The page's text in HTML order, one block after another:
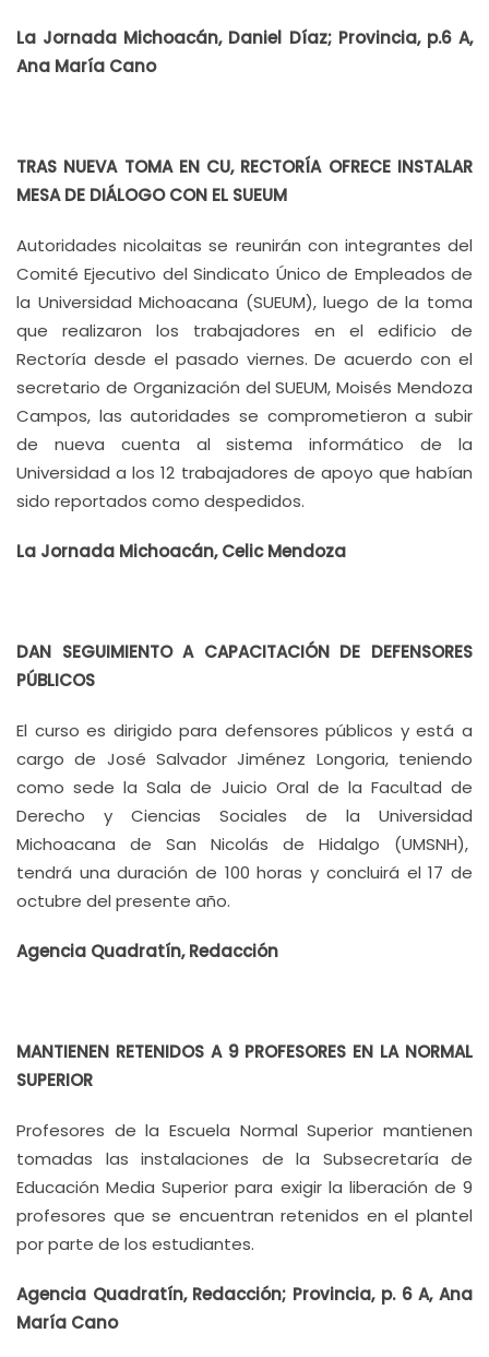
La Jornada Michoacán, Daniel Díaz; Provincia, p.6 A,
Ana María Cano
TRAS NUEVA TOMA EN CU, RECTORÍA OFRECE INSTALAR
MESA DE DIÁLOGO CON EL SUEUM
Autoridades nicolaitas se reunirán con integrantes del
Comité Ejecutivo del Sindicato Único de Empleados de
la Universidad Michoacana (SUEUM), luego de la toma
que realizaron los trabajadores en el edificio de
Rectoría desde el pasado viernes. De acuerdo con el
secretario de Organización del SUEUM, Moisés Mendoza
Campos, las autoridades se comprometieron a subir
de nueva cuenta al sistema informático de la
Universidad a los 12 trabajadores de apoyo que habían
sido reportados como despedidos.
La Jornada Michoacán, Celic Mendoza
DAN SEGUIMIENTO A CAPACITACIÓN DE DEFENSORES
PÚBLICOS
El curso es dirigido para defensores públicos y está a
cargo de José Salvador Jiménez Longoria, teniendo
como sede la Sala de Juicio Oral de la Facultad de
Derecho y Ciencias Sociales de la Universidad
Michoacana de San Nicolás de Hidalgo (UMSNH),
tendrá una duración de 100 horas y concluirá el 17 de
octubre del presente año.
Agencia Quadratín, Redacción
MANTIENEN RETENIDOS A 9 PROFESORES EN LA NORMAL
SUPERIOR
Profesores de la Escuela Normal Superior mantienen
tomadas las instalaciones de la Subsecretaría de
Educación Media Superior para exigir la liberación de 9
profesores que se encuentran retenidos en el plantel
por parte de los estudiantes.
Agencia Quadratín, Redacción; Provincia, p. 6 A, Ana
María Cano